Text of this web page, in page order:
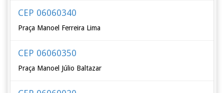
CEP 06060340
Praça Manoel Ferreira Lima
CEP 06060350
Praça Manoel Júlio Baltazar